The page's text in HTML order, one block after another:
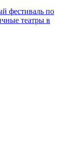
фестиваль по
театры в